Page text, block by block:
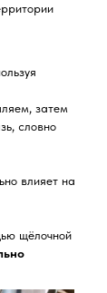
затем
словно
влияет на
щёлочной